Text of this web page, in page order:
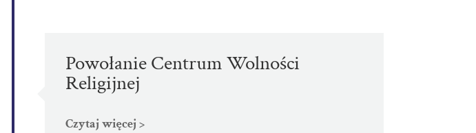
Powołanie Centrum Wolności
Religijnej
Czytaj więcej >